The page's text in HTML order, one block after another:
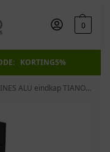
0
KORTING5%
eindkap TIANO gelakt zwart schakels basisafwerking met gat links